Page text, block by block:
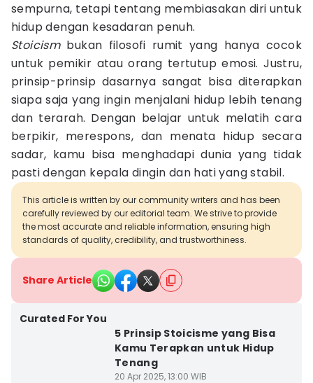
sempurna, tetapi tentang membiasakan diri untuk
hidup dengan kesadaran penuh.
Stoicismbukan filosofi rumit yang hanya cocok
untuk pemikir atau orang tertutup emosi. Justru,
prinsip-prinsip dasarnya sangat bisa diterapkan
siapa saja yang ingin menjalani hidup lebih tenang
dan terarah. Dengan belajar untuk melatih cara
berpikir, merespons, dan menata hidup secara
sadar, kamu bisa menghadapi dunia yang tidak
pasti dengan kepala dingin dan hati yang stabil.
This article is written by our community writers and has been
carefully reviewed by our editorial team. We strive to provide
the most accurate and reliable information, ensuring high
standards of quality, credibility, and trustworthiness.
Share Article
Curated For You
5 Prinsip Stoicisme yang Bisa
Kamu Terapkan untuk Hidup
Tenang
20 Apr 2025, 13:00 WIB